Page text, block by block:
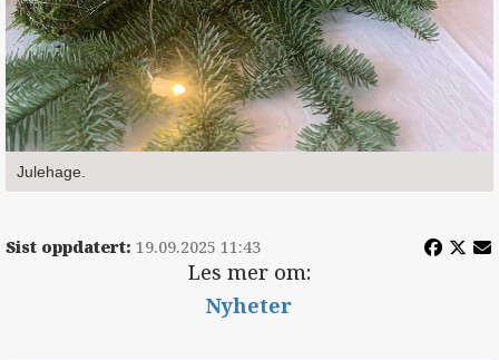
Julehage.
Sist oppdatert: 19.09.2025 11:43
Les mer om:
Nyheter